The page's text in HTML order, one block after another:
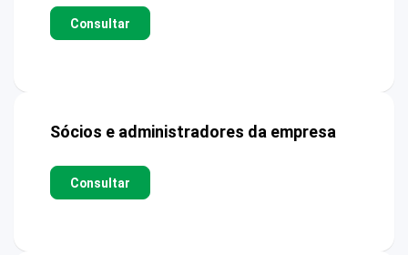
Consultar
Sócios e administradores da empresa
Consultar